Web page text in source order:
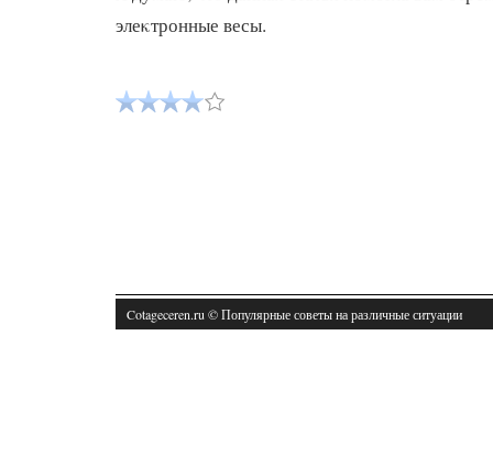
элеκтронные весы.
Cotageceren.ru © Популярные советы на различные ситуации